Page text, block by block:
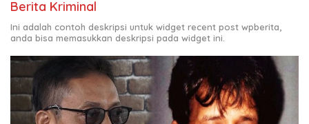
Berita Kriminal
Ini adalah contoh deskripsi untuk widget recent post wpberita,
anda bisa memasukkan deskripsi pada widget ini.